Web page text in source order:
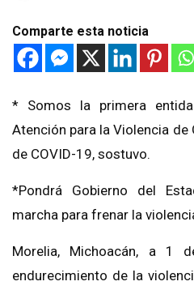
Comparte esta noticia
* Somos la primera
Atención para la Violencia de
de COVID-19, sostuvo.
*Pondrá Gobierno del
marcha para frenar la
Morelia, Michoacán, a 1
endurecimiento de la